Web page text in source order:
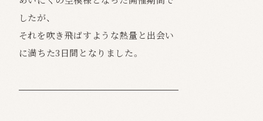
したが、
それを吹き飛ばすような熱量と出会い
に満ちた3日間となりました。